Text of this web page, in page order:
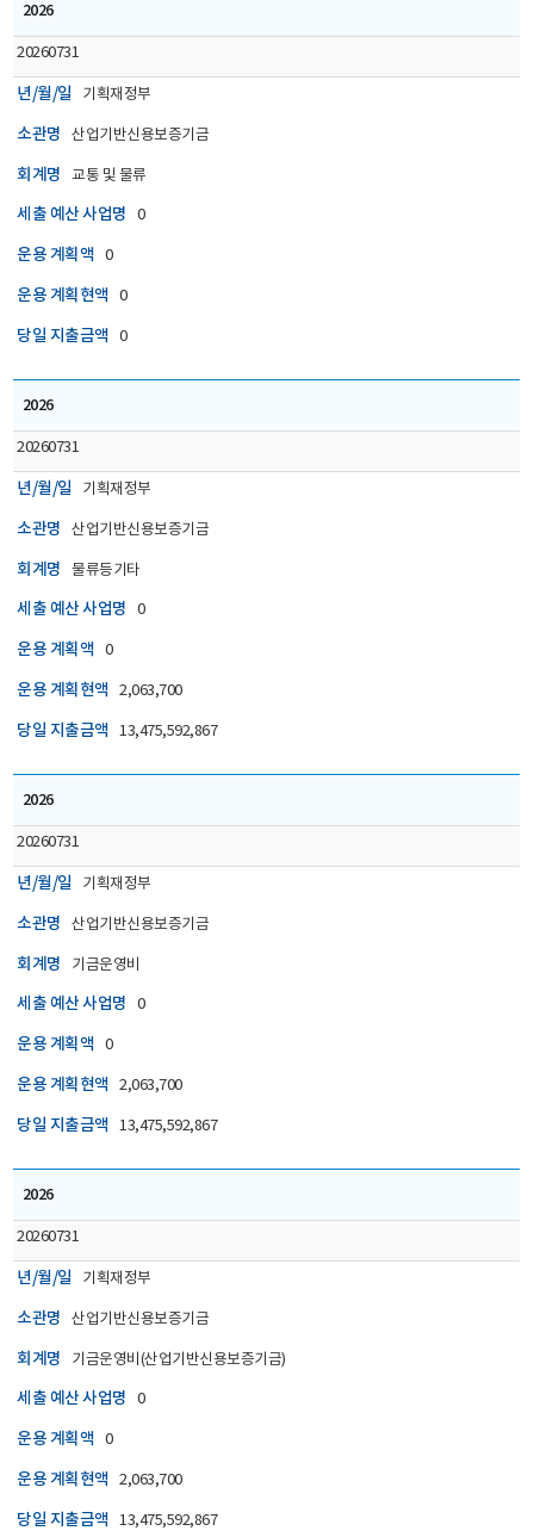
2026
20260731
년/월/일 기획재정부
소관명 산업기반신용보증기금
회계명 교통 및 물류
세출 예산 사업명 0
운용 계획액 0
운용 계획현액 0
당일 지출금액 0
2026
20260731
년/월/일 기획재정부
소관명 산업기반신용보증기금
회계명 물류등기타
세출 예산 사업명 0
운용 계획액 0
운용 계획현액 2,063,700
당일 지출금액 13,475,592,867
2026
20260731
년/월/일 기획재정부
소관명 산업기반신용보증기금
회계명 기금운영비
세출 예산 사업명 0
운용 계획액 0
운용 계획현액 2,063,700
당일 지출금액 13,475,592,867
2026
20260731
년/월/일 기획재정부
소관명 산업기반신용보증기금
회계명 기금운영비(산업기반신용보증기금)
세출 예산 사업명 0
운용 계획액 0
운용 계획현액 2,063,700
당일 지출금액 13,475,592,867